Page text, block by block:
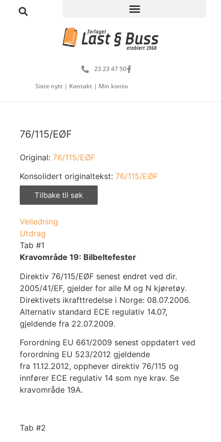
23 23 47 50
Siste nytt | Kontakt | Min konto
76/115/EØF
Original: 76/115/EØF
Konsolidert originaltekst: 76/115/EØF
Tilbake til søk
Veiledning
Utdrag
Tab #1
Kravområde 19: Bilbeltefester
Direktiv 76/115/EØF senest endret ved dir.
2005/41/EF, gjelder for alle M og N kjøretøy.
Direktivets ikrafttredelse i Norge: 08.07.2006.
Alternativ standard ECE regulativ 14.07,
gjeldende fra 22.07.2009.
Forordning EU 661/2009 senest oppdatert ved
forordning EU 523/2012 gjeldende
fra 11.12.2012, opphever direktiv 76/115 og
innfører ECE regulativ 14 som nye krav. Se
kravområde 19A.
Tab #2